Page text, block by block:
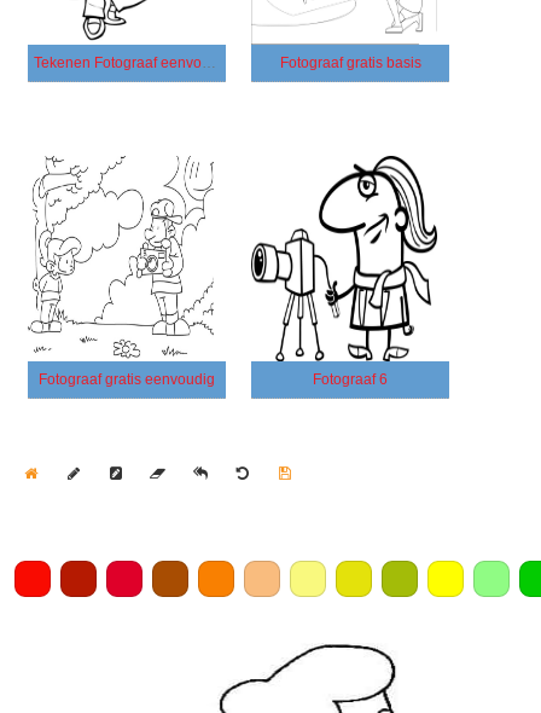
Tekenen Fotograaf eenvoudig Fotograaf gratis basis
Fotograaf gratis eenvoudig Fotograaf 6